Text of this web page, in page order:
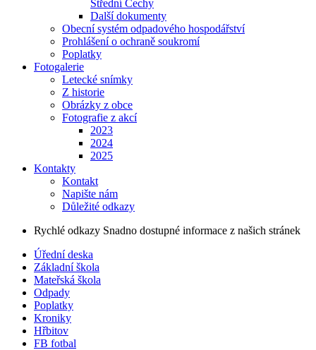
Střední Čechy
Další dokumenty
Obecní systém odpadového hospodářství
Prohlášení o ochraně soukromí
Poplatky
Fotogalerie
Letecké snímky
Z historie
Obrázky z obce
Fotografie z akcí
2023
2024
2025
Kontakty
Kontakt
Napište nám
Důležité odkazy
Rychlé odkazy Snadno dostupné informace z našich stránek
Úřední deska
Základní škola
Mateřská škola
Odpady
Poplatky
Kroniky
Hřbitov
FB fotbal